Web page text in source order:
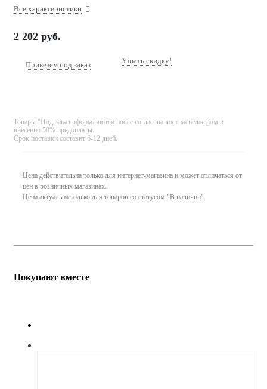
Все характеристики
2 202 руб.
Привезем под заказ Узнать скидку!
Товары "Под заказ оформляются после согласования с менеджером и
внесения 50% предоплаты.
Срок поставки составит 6-12 дней.
Цена действительна только для интернет-магазина и может отличаться от
цен в розничных магазинах.
Цена актуальна только для товаров со статусом "В наличии".
Покупают вместе